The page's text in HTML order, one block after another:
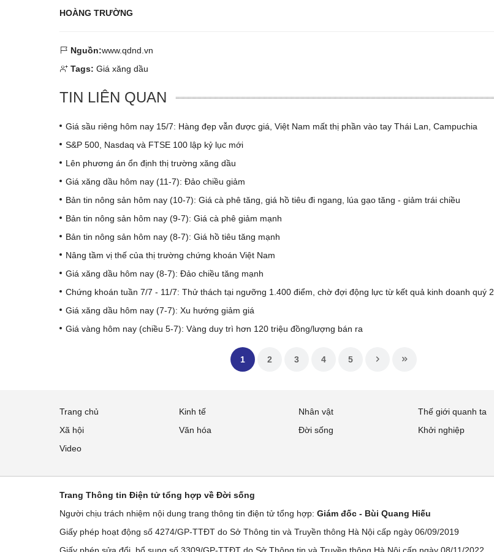
HOÀNG TRƯỜNG
Nguồn:www.qdnd.vn
Tags: Giá xăng dầu
TIN LIÊN QUAN
Giá sầu riêng hôm nay 15/7: Hàng đẹp vẫn được giá, Việt Nam mất thị phần vào tay Thái Lan, Campuchia
S&P 500, Nasdaq và FTSE 100 lập kỷ lục mới
Lên phương án ổn định thị trường xăng dầu
Giá xăng dầu hôm nay (11-7): Đảo chiều giảm
Bản tin nông sản hôm nay (10-7): Giá cà phê tăng, giá hồ tiêu đi ngang, lúa gạo tăng - giảm trái chiều
Bản tin nông sản hôm nay (9-7): Giá cà phê giảm mạnh
Bản tin nông sản hôm nay (8-7): Giá hồ tiêu tăng mạnh
Nâng tầm vị thế của thị trường chứng khoán Việt Nam
Giá xăng dầu hôm nay (8-7): Đảo chiều tăng mạnh
Chứng khoán tuần 7/7 - 11/7: Thử thách tại ngưỡng 1.400 điểm, chờ đợi động lực từ kết quả kinh doanh quý 2
Giá xăng dầu hôm nay (7-7): Xu hướng giảm giá
Giá vàng hôm nay (chiều 5-7): Vàng duy trì hơn 120 triệu đồng/lượng bán ra
1 2 3 4 5
Trang chủ Kinh tế Nhân vật Thế giới quanh ta
Xã hội
Văn hóa Đời sống Khởi nghiệp
Video
Trang Thông tin Điện tử tổng hợp về Đời sống
Người chịu trách nhiệm nội dung trang thông tin điện tử tổng hợp: Giám đốc - Bùi Quang Hiếu
Giấy phép hoạt động số 4274/GP-TTĐT do Sở Thông tin và Truyền thông Hà Nội cấp ngày 06/09/2019